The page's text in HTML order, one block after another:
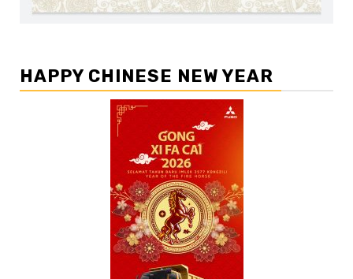
HAPPY CHINESE NEW YEAR